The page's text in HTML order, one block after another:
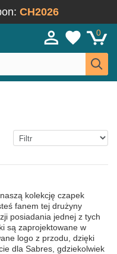
CH2026
0
kolekcję czapek
fanem tej drużyny
posiadania jednej z tych
są zaprojektowane w
logo z przodu, dzięki
dla Sabres, gdziekolwiek